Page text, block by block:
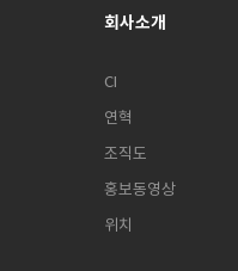
회사소개
CI
연혁
조직도
홍보동영상
위치